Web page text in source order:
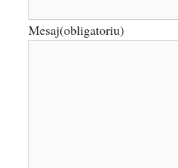
Mesaj(obligatoriu)